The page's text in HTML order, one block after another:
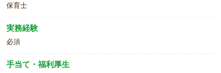
保育士
実務経験
必須
手当て・福利厚生